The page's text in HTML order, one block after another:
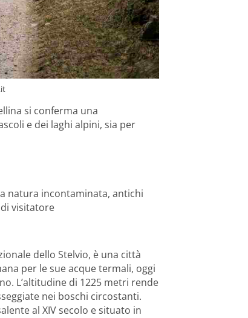
si conferma una
e dei laghi alpini, sia per
natura incontaminata, antichi
visitatore
dello Stelvio, è una città
per le sue acque termali, oggi
L’altitudine di 1225 metri rende
nei boschi circostanti.
al XIV secolo e situato in